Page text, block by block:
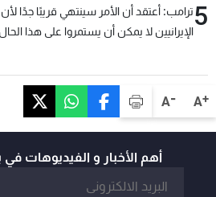
A+
A-
5ترامب: أعتقد أن الأمر سينتهي قريبًا جدًا لأن
الإيرانيين لا يمكن أن يستمروا على هذا الحال
أهم الأخبار و الفيديوهات في